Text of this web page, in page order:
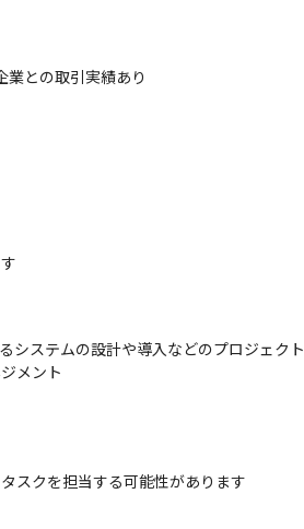
との取引実績あり
システムの設計や導入などのプロジェク
メント
スクを担当する可能性があります